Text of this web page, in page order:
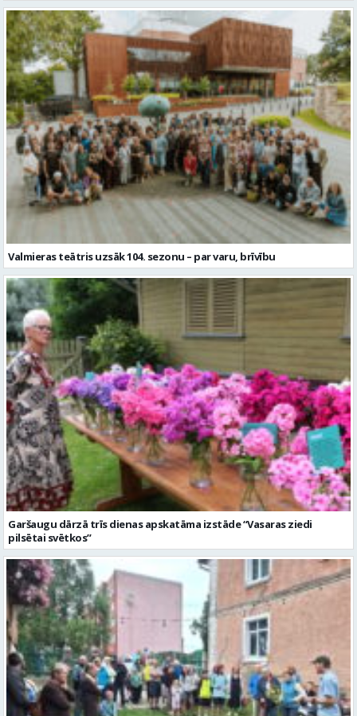
Valmieras teātris uzsāk 104. sezonu – par varu, brīvību
Garšaugu dārzā trīs dienas apskatāma izstāde “Vasaras ziedi
pilsētai svētkos”